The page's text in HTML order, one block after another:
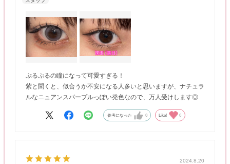
ぷるぷるの瞳になって可愛すぎる！
紫と聞くと、似合うか不安になる人多いと思いますが、ナチュラ
ルなニュアンスパープルっぽい発色なので、万人受けします◎
参考になった 0 Like! 0
2024.8.20